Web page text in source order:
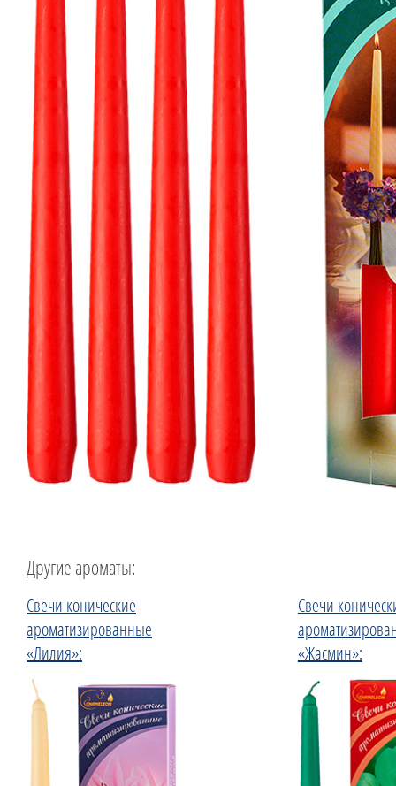
Другие ароматы:
Свечи конические
ароматизированные
«Лилия»:
Свечи
«Жасмин»: